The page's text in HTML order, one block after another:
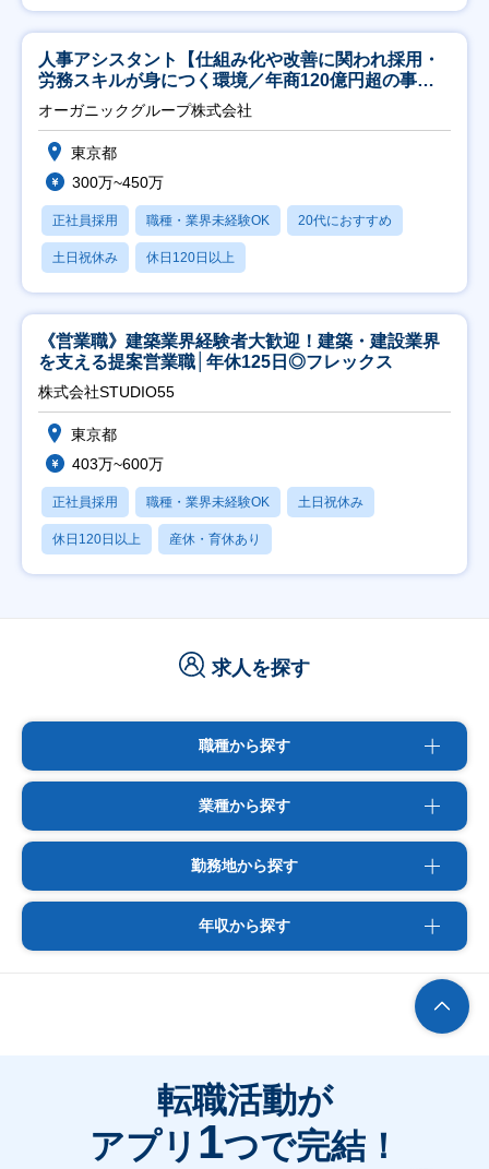
人事アシスタント【仕組み化や改善に関われ採用・
労務スキルが身につく環境／年商120億円超の事業
会社】
オーガニックグループ株式会社
東京都
300万~450万
正社員採用 職種・業界未経験OK 20代におすすめ
土日祝休み 休日120日以上
《営業職》建築業界経験者大歓迎！建築・建設業界
を支える提案営業職│年休125日◎フレックス
株式会社STUDIO55
東京都
403万~600万
正社員採用 職種・業界未経験OK 土日祝休み
休日120日以上 産休・育休あり
求人を探す
職種から探す
業種から探す
勤務地から探す
年収から探す
転職活動が
アプリ 1つで完結！